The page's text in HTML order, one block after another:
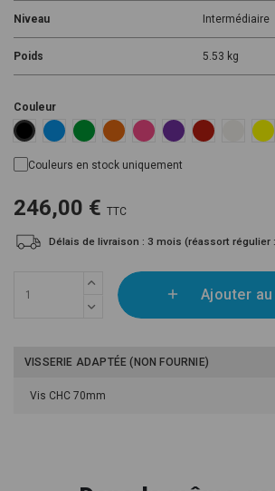
Niveau Intermédiaire
Poids 5.53 kg
Couleur
Black 18-01Blue 13-01Green 16-16Orange 14-01
Pink 11-26Purple 07-13Red 11-12
White
Couleurs en stock uniquement
246,00 € TTC
Délais de livraison : 3 mois (réassort régulier
Ajouter
VISSERIE ADAPTÉE (NON FOURNIE)
Vis CHC 70mm